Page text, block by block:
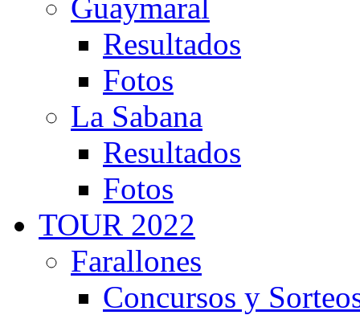
Guaymaral
Resultados
Fotos
La Sabana
Resultados
Fotos
TOUR 2022
Farallones
Concursos y